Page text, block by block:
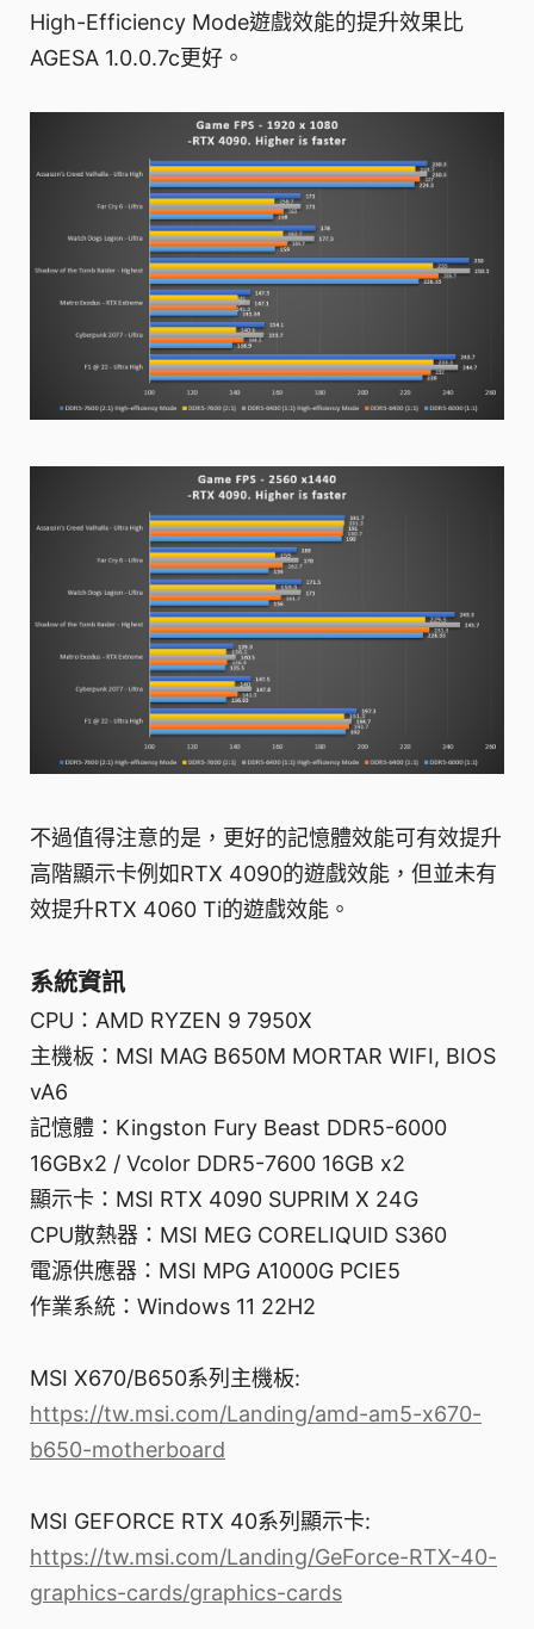
High-Efficiency Mode遊戲效能的提升效果比
AGESA 1.0.0.7c更好。
不過值得注意的是，更好的記憶體效能可有效提升
高階顯示卡例如RTX 4090的遊戲效能，但並未有
效提升RTX 4060 Ti的遊戲效能。
系統資訊
CPU：AMD RYZEN 9 7950X
主機板：MSI MAG B650M MORTAR WIFI, BIOS
vA6
記憶體：Kingston Fury Beast DDR5-6000
16GBx2 / Vcolor DDR5-7600 16GB x2
顯示卡：MSI RTX 4090 SUPRIM X 24G
CPU散熱器：MSI MEG CORELIQUID S360
電源供應器：MSI MPG A1000G PCIE5
作業系統：Windows 11 22H2
MSI X670/B650系列主機板:
https://tw.msi.com/Landing/amd-am5-x670-
b650-motherboard
MSI GEFORCE RTX 40系列顯示卡:
https://tw.msi.com/Landing/GeForce-RTX-40-
graphics-cards/graphics-cards